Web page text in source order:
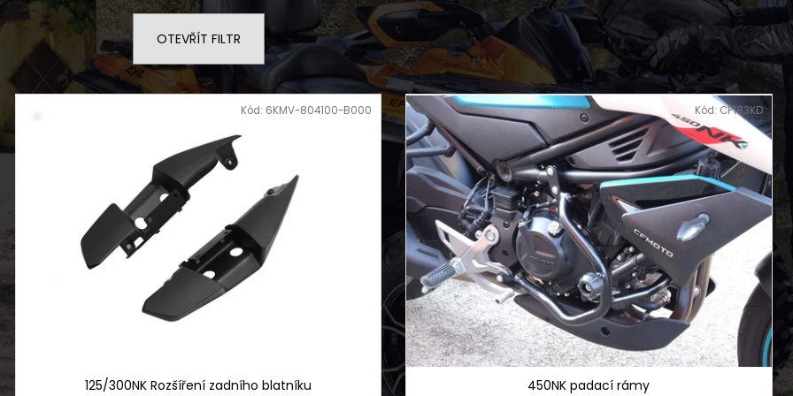
OTEVŘÍT FILTR
125/300NK Rozšíření zadního blatníku
Kód: 6KMV-804100-B000
450NK padací rámy
Kód: CF183KD
CFMOTO GLADIATOR X850
EU5+ G3 ČERNÁ OVERLAND -
NOVINKA
279 990 Kč
NF 2210 TEXTILNÍ BUNDA DLOUHÁ ČERNO
ŠEDO ZELENÝ REFLEX
2 720 Kč